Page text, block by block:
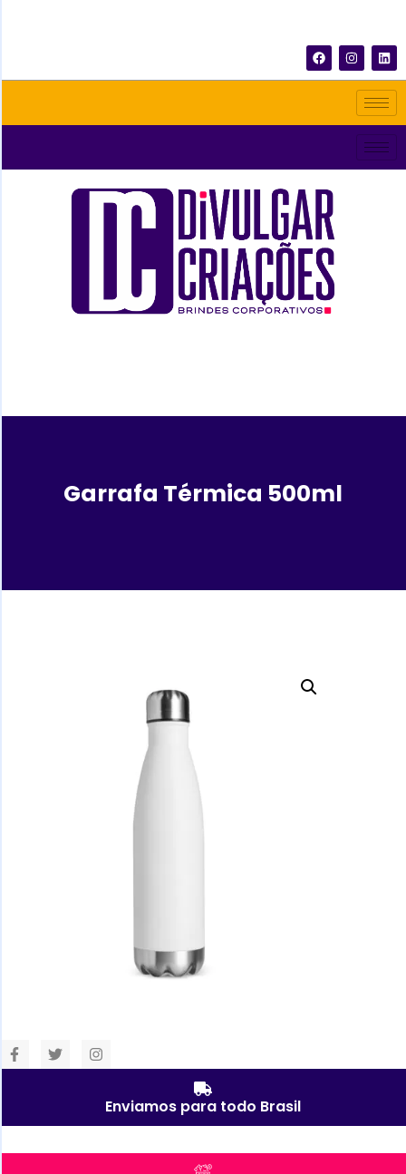
Garrafa Térmica 500ml
Enviamos para todo Brasil